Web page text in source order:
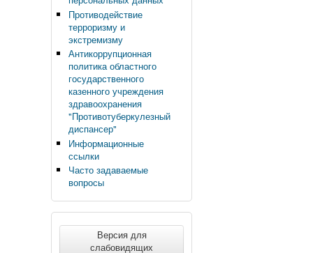
Противодействие
терроризму и
экстремизму
Антикоррупционная
политика областного
государственного
казенного учреждения
здравоохранения
"Противотуберкулезный
диспансер"
Информационные
ссылки
Часто задаваемые
вопросы
Версия для
слабовидящих